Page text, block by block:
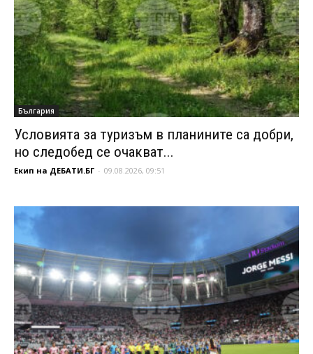
България
Условията за туризъм в планините са добри,
но следобед се очакват...
Екип на ДЕБАТИ.БГ - 09.08.2026, 09:51